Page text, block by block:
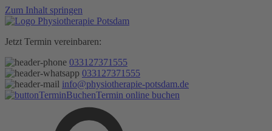
Zum Inhalt springen
Jetzt Termin vereinbaren:
033127371555
033127371555
info@physiotherapie-potsdam.de
Termin online buchen